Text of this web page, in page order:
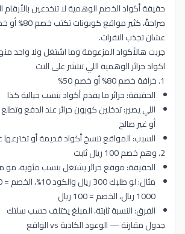
حقيقة أكواد الخصم الوهمية لا تنخدعين بالأرقام
عشان تجذب النقرات.
جربت هالأكواد المزعومة وما اشتغل ولا واحد
اكواد حرائر الوهمية اللي تنتشر على النت
1. خرافة خصم 80% أو خصم 50%
الحقيقة: حرائر ما يقدم أكواد بنسب خيالية كذا
اللي يصير: تدخلين كوبون حرائر عند الدفع
أو غير صالح
السبب: المواقع تنسخ أكواد قديمة أو تخترعها
2. وهم خصم 100 ريال ثابت
الحقيقة: موقع حرائر يشتغل بنسب مئوية، مو
1000 ريال، الخصم = 100 ريال
الفرق: النسبة ثابتة، المبلغ يختلف حسب سلتك
جدول مقارنة — الوعود الكاذبة vs الواقع